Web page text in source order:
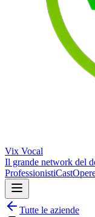
Vix Vocal
Il grande network del
ProfessionistiCast
Tutte le aziende